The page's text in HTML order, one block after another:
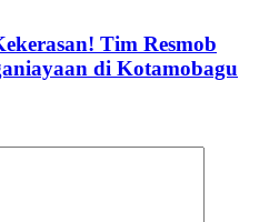
Tim Resmob
di Kotamobagu